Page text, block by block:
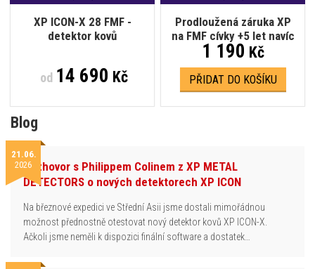
XP ICON-X 28 FMF -
detektor kovů
od14 690 Kč
Prodloužená záruka XP
na FMF cívky +5 let navíc
1 190 Kč
PŘIDAT DO KOŠÍKU
Blog
21.06.
2026Rozhovor s Philippem Colinem z XP METAL
DETECTORS o nových detektorech XP ICON
Na březnové expedici ve Střední Asii jsme dostali mimořádnou
možnost přednostně otestovat nový detektor kovů XP ICON-X.
Ačkoli jsme neměli k dispozici finální software a dostatek…